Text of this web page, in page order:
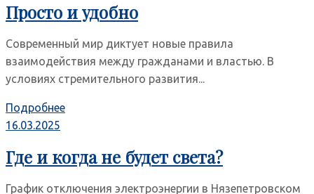
Просто и удобно
Современный мир диктует новые правила
взаимодействия между гражданами и властью. В
условиях стремительного развития...
Подробнее
16.03.2025
Где и когда не будет света?
График отключения электроэнергии в Нязепетровском